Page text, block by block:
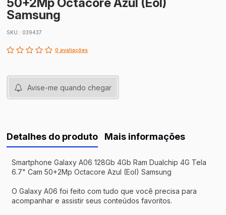
Samsung
SKU.: 039437
0 avaliações
Avise-me quando chegar
Detalhes do produto
Smartphone Galaxy A06 128Gb 4Gb Ram Dualchip 4G Tela
6.7" Cam 50+2Mp Octacore Azul (Eol) Samsung
O Galaxy A06 foi feito com tudo que você precisa para
acompanhar e assistir seus conteúdos favoritos.
Mais informações